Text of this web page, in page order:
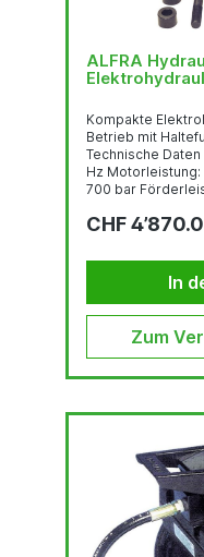
ALFRA
Kompakte
Betrieb mit
Technische
Hz Motorleistung:
700 bar
Tankvolumen: 1,2
SKP-1 1
CHF
In
Zum